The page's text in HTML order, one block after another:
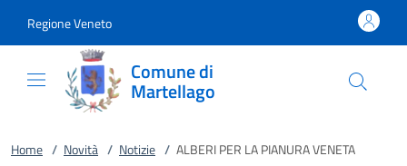
Regione Veneto
Comune di
Martellago
Home / Novità / Notizie / ALBERI PER LA PIANURA VENETA